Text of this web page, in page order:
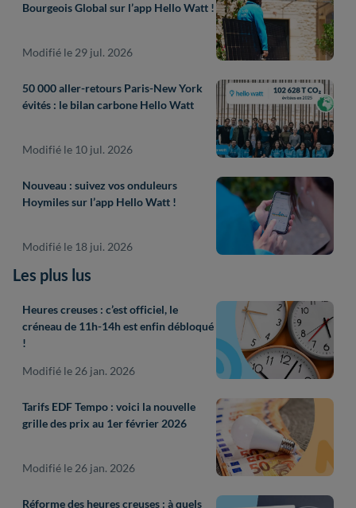
Bourgeois Global sur l’app Hello Watt !
Modifié le 29 jul. 2026
50 000 aller-retours Paris-New York
évités : le bilan carbone Hello Watt
Modifié le 10 jul. 2026
Nouveau : suivez vos onduleurs
Hoymiles sur l’app Hello Watt !
Modifié le 18 jui. 2026
Les plus lus
Heures creuses : c’est officiel, le
créneau de 11h-14h est enfin débloqué
!
Modifié le 26 jan. 2026
Tarifs EDF Tempo : voici la nouvelle
grille des prix au 1er février 2026
Modifié le 26 jan. 2026
Réforme des heures creuses : à quels